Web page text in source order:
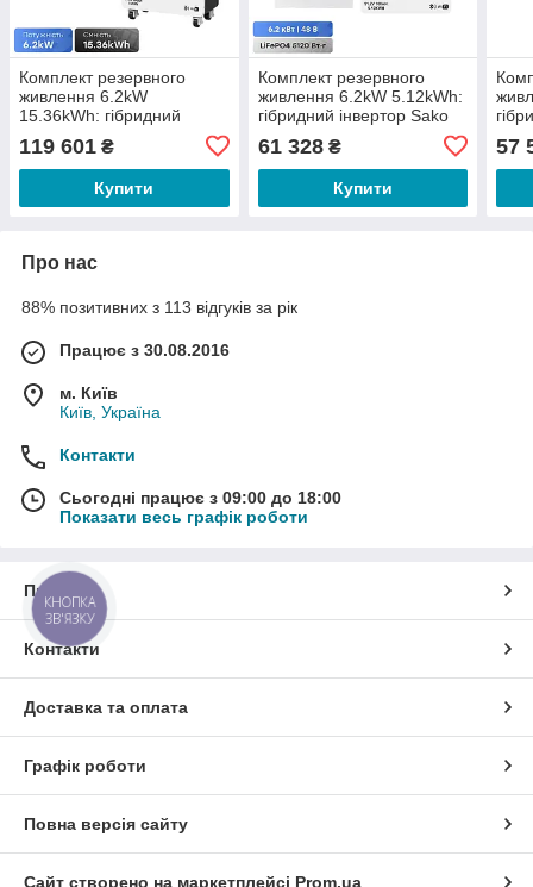
Комплект резервного
живлення 6.2kW
15.36kWh: гібридний
інвертор Sako SUNON V
6.5KVA/6200W/48V+120A
MPPT і акумуляторна
119 601 ₴
Купити
Комплект резервного
живлення 6.2kW 5.12kWh:
гібридний інвертор Sako
6.5KVA/6200W/48V+120A
MPPT і акумуляторна
61 328₴
Купити
57
Про нас
88% позитивних з 113 відгуків за рік
Працює з 30.08.2016
м. Київ
Київ, Україна
Контакти
Сьогодні працює з 09:00 до 18:00
Показати весь графік роботи
Про нас
Контакти
Доставка та оплата
Графік роботи
Повна версія сайту
Сайт створено на маркетплейсі Prom.ua
КНОПКА
ЗВ'ЯЗКУ